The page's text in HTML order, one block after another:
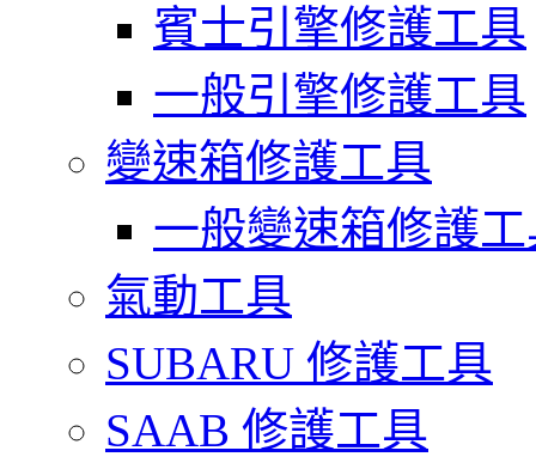
賓士引擎修護工具
一般引擎修護工具
變速箱修護工具
一般變速箱修護
氣動工具
SUBARU 修護工具
SAAB 修護工具